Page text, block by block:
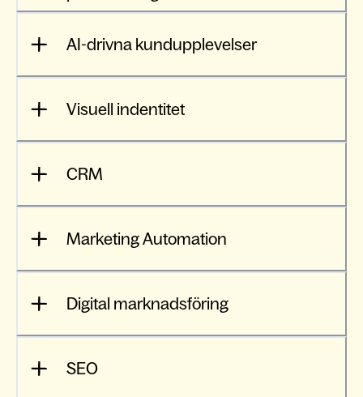
AI-drivna kundupplevelser
Visuell indentitet
CRM
Marketing Automation
Digital marknadsföring
SEO